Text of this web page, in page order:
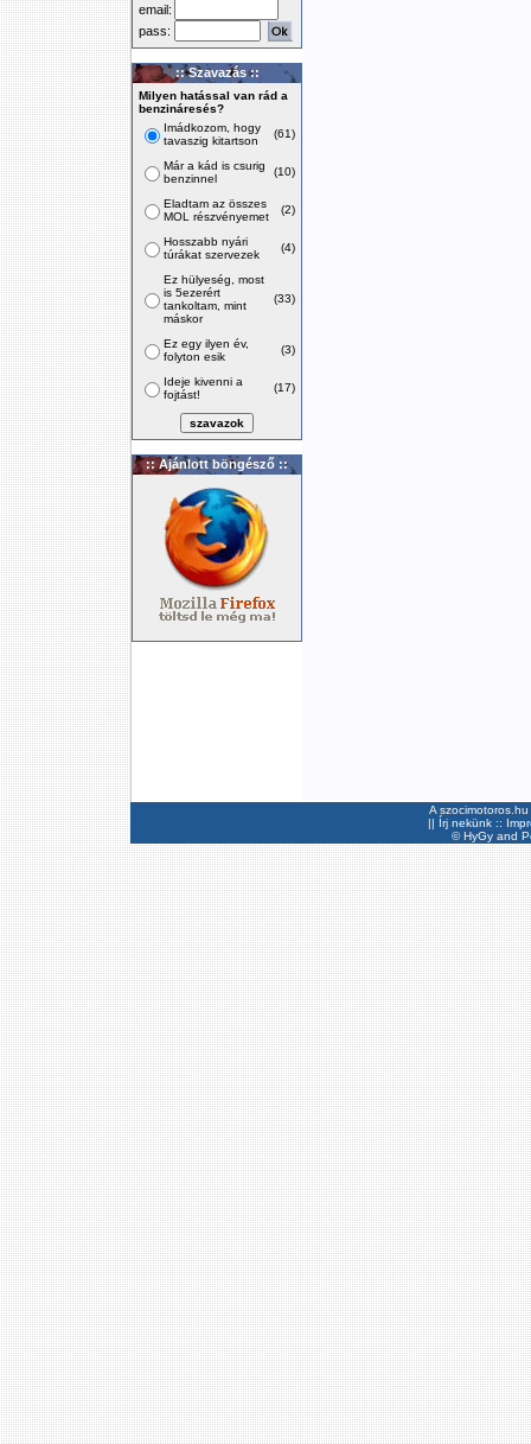
email:
pass:
:: Szavazás ::
Milyen hatással van rád a
benzináresés?
Imádkozom, hogy
tavaszig kitartson
(61)
Már a kád is csurig
benzinnel
(10)
Eladtam az összes
MOL részvényemet
(2)
Hosszabb nyári
túrákat szervezek
(4)
Ez hülyeség, most
is 5ezerért
tankoltam, mint
máskor
(33)
Ez egy ilyen év,
folyton esik
(3)
Ideje kivenni a
fojtást!
(17)
:: Ajánlott böngésző ::
A
|| Írj nekünk ::
©HyGyand